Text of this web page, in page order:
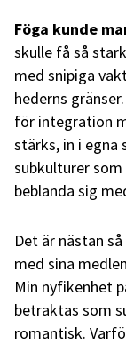
Föga kunde
skulle få så
med snipiga
hederns
för integration
stärks, in i egna
subkulturer
beblanda sig
Det är nästan
med sina
Min nyfikenhet
betraktas som
romantisk.